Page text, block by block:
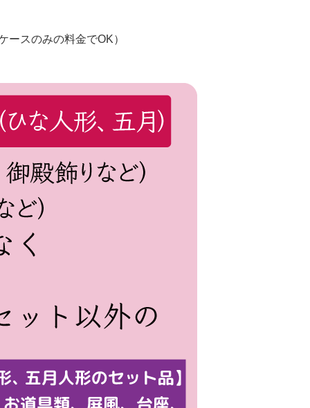
スのみの料金でOK）